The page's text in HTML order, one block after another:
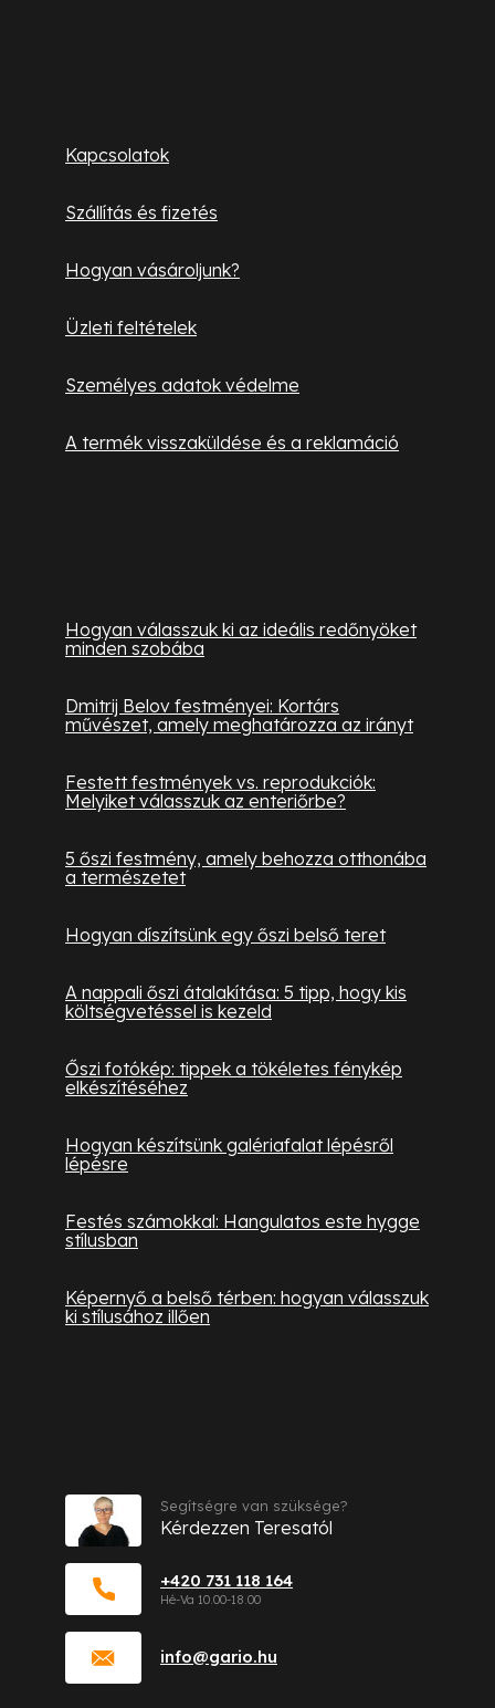
Kapcsolatok
Szállítás és fizetés
Hogyan vásároljunk?
Üzleti feltételek
Személyes adatok védelme
A termék visszaküldése és a reklamáció
Hogyan válasszuk ki az ideális redőnyöket
minden szobába
Dmitrij Belov festményei: Kortárs
művészet, amely meghatározza az irányt
Festett festmények vs. reprodukciók:
Melyiket válasszuk az enteriőrbe?
5 őszi festmény, amely behozza otthonába
a természetet
Hogyan díszítsünk egy őszi belső teret
A nappali őszi átalakítása: 5 tipp, hogy kis
költségvetéssel is kezeld
Őszi fotókép: tippek a tökéletes fénykép
elkészítéséhez
Hogyan készítsünk galériafalat lépésről
lépésre
Festés számokkal: Hangulatos este hygge
stílusban
Képernyő a belső térben: hogyan válasszuk
ki stílusához illően
info@gario.hu
+420 731 118 164
Segítségre van szüksége?
Kérdezzen Teresatól